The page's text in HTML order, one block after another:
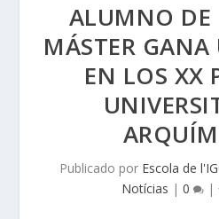
ALUMNO DE
MÁSTER GANA
EN LOS XX
Publicado por Escola de
Notícias | 0 |